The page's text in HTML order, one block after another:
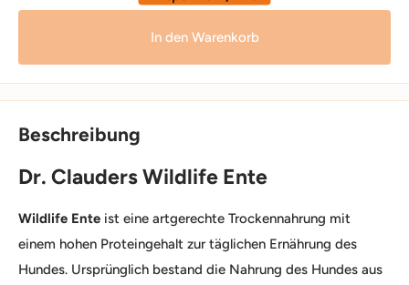
In den Warenkorb
Beschreibung
Dr. Clauders Wildlife Ente
Wildlife Ente ist eine artgerechte Trockennahrung mit
einem hohen Proteingehalt zur täglichen Ernährung des
Hundes. Ursprünglich bestand die Nahrung des Hundes aus